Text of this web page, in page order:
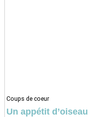
Coups de coeur
Un appétit d’oiseau